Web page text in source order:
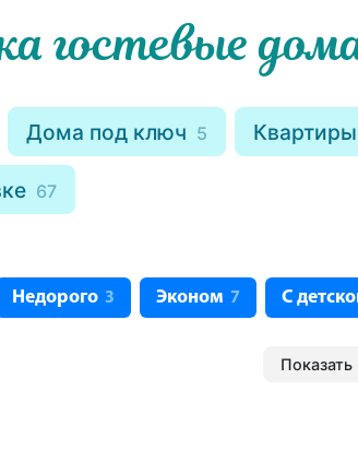
гостевые
Дома под ключ 5
67
Недорого 3 Эконом 7 С
Показать